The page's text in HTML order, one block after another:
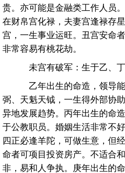
贵。亦可能是金融类工作人员
在财帛宫化禄，夫妻宫逢禄存
宫，一生事业运旺。丑宫安命
非常容易有桃花劫。
未宫有破军：生于乙、丁
乙年出生的命造，领导能
弼、天魁天钺，一生得外部协
异地发展趋势。丙年出生的命
于公教职员。婚姻生活非常不
四正必逢羊陀，可做生意，但
命者可项目投资房产。不适合
非，易和人争执。庚年出生的